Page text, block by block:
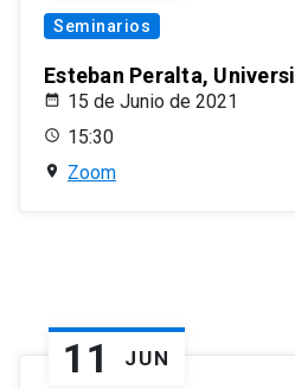
Seminarios
Esteban Peralta,
15 de Junio de 2021
15:30
Zoom
11 JUN